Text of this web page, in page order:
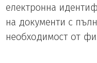
електронна
на документи с
необходимост от